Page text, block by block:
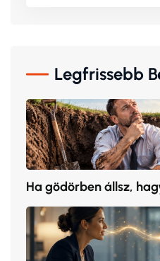
Legfrissebb
Ha gödörben állsz,